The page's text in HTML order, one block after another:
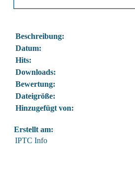
Beschreibung:
Datum:
Hits:
Downloads:
Bewertung:
Dateigröße:
Hinzugefügt von:
Erstellt am:
IPTC Info